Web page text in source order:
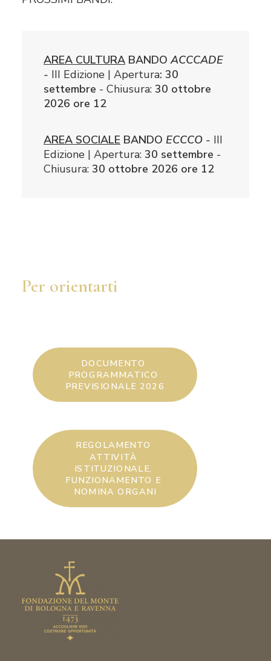
AREA CULTURA BANDO ACCCADE
- III Edizione | Apertura: 30
settembre - Chiusura: 30 ottobre
2026 ore 12
AREA SOCIALE BANDO ECCCO - III
Edizione | Apertura: 30 settembre -
Chiusura: 30 ottobre 2026 ore 12
Per orientarti
DOCUMENTO
PROGRAMMATICO
PREVISIONALE 2026
REGOLAMENTO
ATTIVITÀ
ISTITUZIONALE,
FUNZIONAMENTO E
NOMINA ORGANI